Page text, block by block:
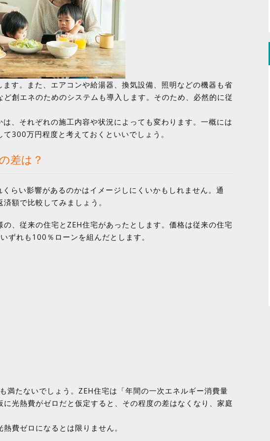
す。また、エアコンや給湯器、換気設備、照明などの機器も省
創エネのためのシステムも導入します。そのため、必然的に従
、それぞれの施工内容や状況によっても変わります。一概には
300万円程度と考えておくといいでしょう。
差は？
らい影響があるのかはイメージしにくいかもしれません。通
額で比較してみましょう。
、従来の住宅とZEH住宅があったとします。価格は従来の住宅
れも100％ローンを組んだとします。
たないでしょう。ZEH住宅は「年間の一次エネルギー消費量
光熱費がゼロだと仮定すると、その程度の差はなくなり、家庭
費ゼロになるとは限りません。